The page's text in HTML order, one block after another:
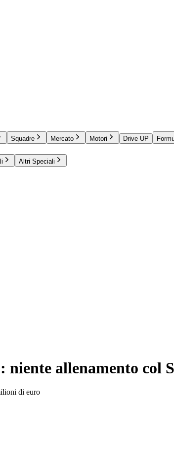
Squadre Mercato Motori Drive UP
Altri Speciali
allenamento col
di euro